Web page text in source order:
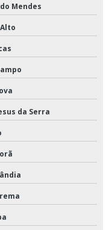
Mendes
da Serra